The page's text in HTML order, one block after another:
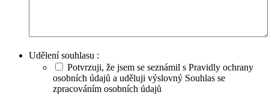
Udělení souhlasu :
Potvrzuji, že jsem se seznámil s Pravidly ochrany
osobních údajů a uděluji výslovný Souhlas se
zpracováním osobních údajů